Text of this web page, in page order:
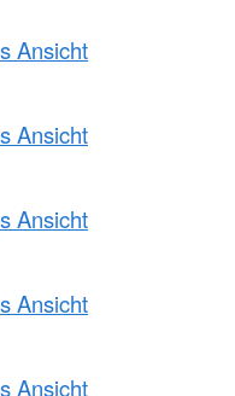
Ansicht
Ansicht
Ansicht
Ansicht
Ansicht